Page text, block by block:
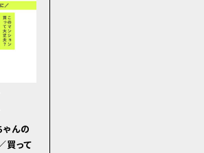
ゃんの
買って